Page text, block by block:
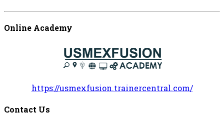
Online Academy
https://usmexfusion.trainercentral.com/
Contact Us